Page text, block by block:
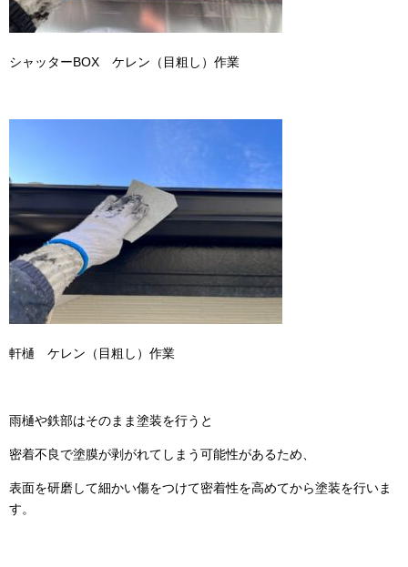
シャッターBOX ケレン（目粗し）作業
軒樋 ケレン（目粗し）作業
雨樋や鉄部はそのまま塗装を行うと
密着不良で塗膜が剥がれてしまう可能性があるため、
表面を研磨して細かい傷をつけて密着性を高めてから塗装を行いま
す。